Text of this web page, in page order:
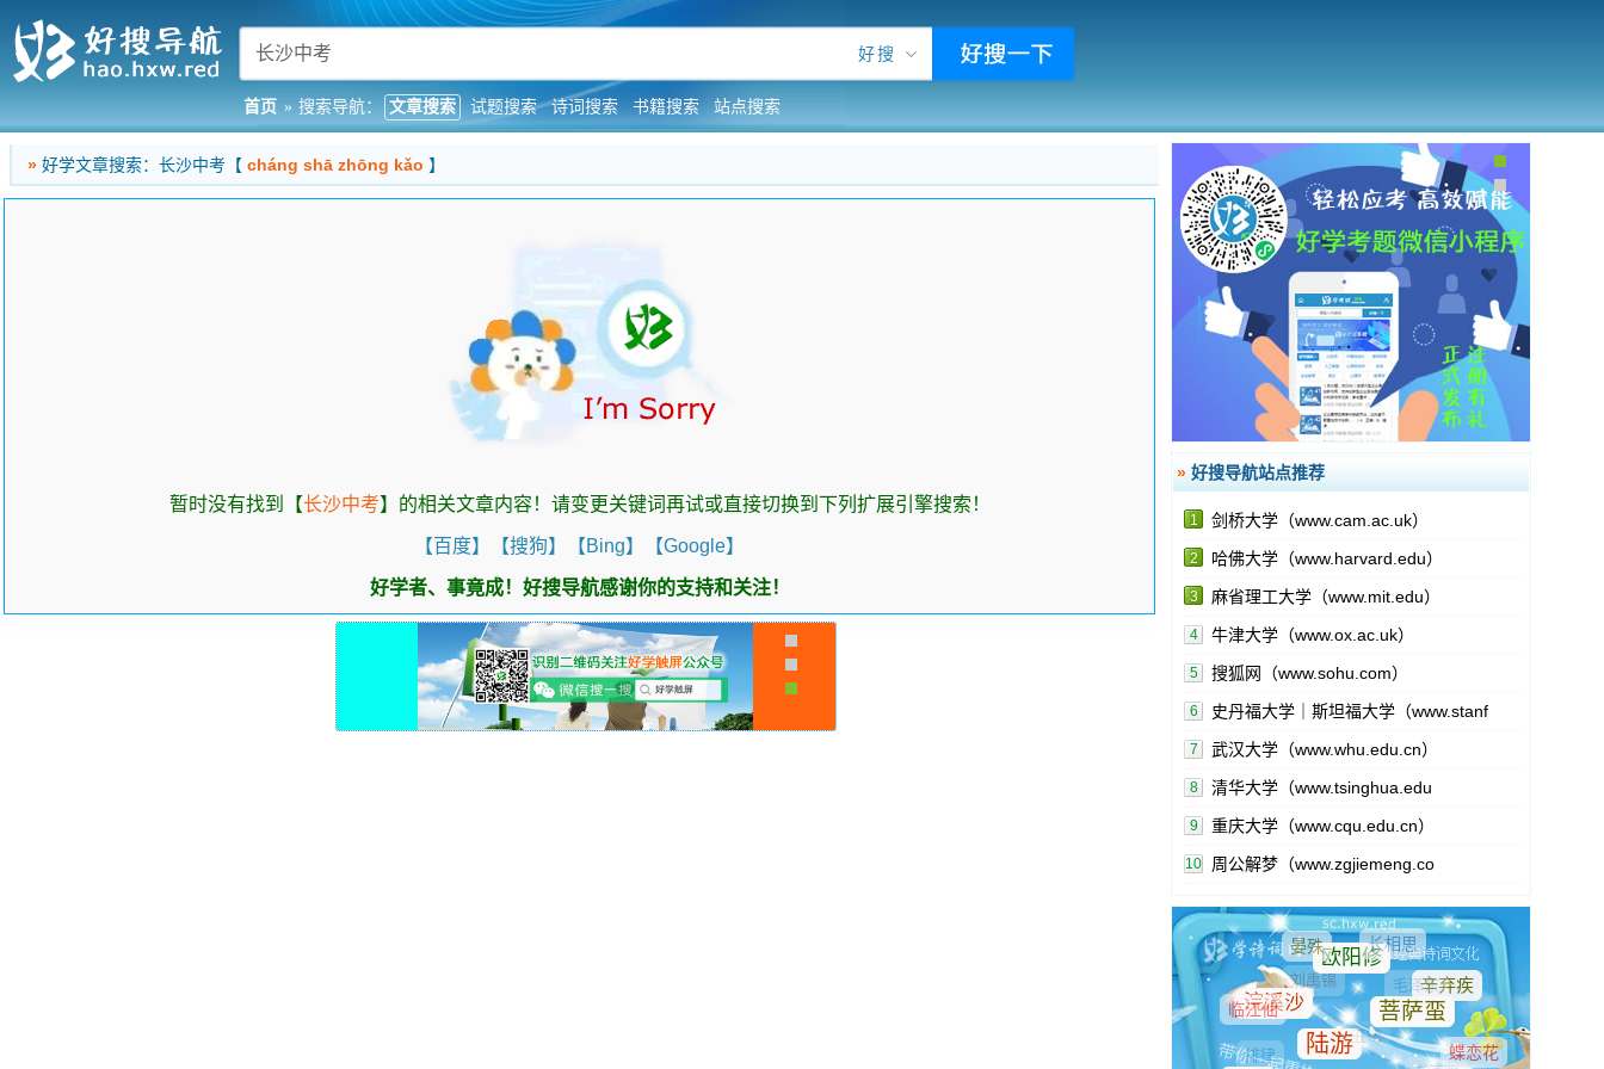
好搜
首页 » 搜索导航： 文章搜索 试题搜索 诗词搜索 书籍搜索 站点搜索
» 好学文章搜索：长沙中考【 cháng shā zhōng kǎo 】
暂时没有找到【长沙中考】的相关文章内容！请变更关键词再试或直接切换到下列扩展引擎搜索！
【百度】 【搜狗】 【Bing】 【Google】
好学者、事竟成！好搜导航感谢你的支持和关注！
»好搜导航站点推荐
1 剑桥大学（www.cam.ac.uk）
2 哈佛大学（www.harvard.edu）
3 麻省理工大学（www.mit.edu）
4 牛津大学（www.ox.ac.uk）
5 搜狐网（www.sohu.com）
6 史丹福大学｜斯坦福大学（www.stanf
7 武汉大学（www.whu.edu.cn）
8 清华大学（www.tsinghua.edu
9 重庆大学（www.cqu.edu.cn）
10 周公解梦（www.zgjiemeng.co